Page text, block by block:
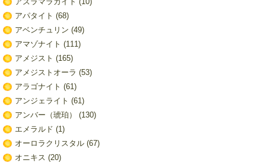
アパタイト (68)
アベンチュリン (49)
アマゾナイト (111)
アメジスト (165)
アメジストオーラ (53)
アラゴナイト (61)
アンジェライト (61)
アンバー（琥珀）
(130)
エメラルド (1)
オーロラクリスタル(67)
オニキス (20)